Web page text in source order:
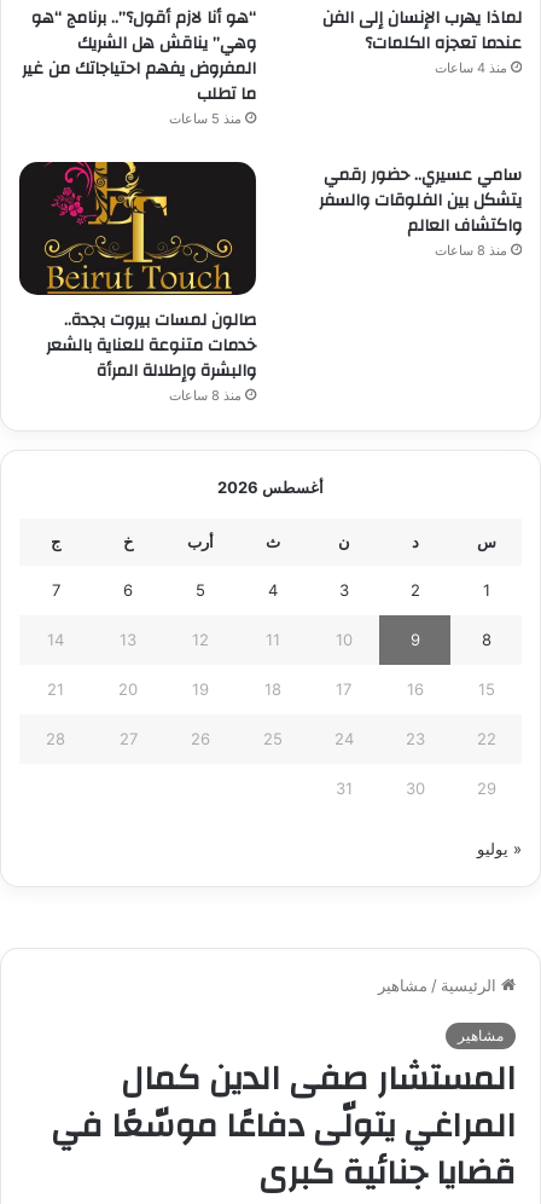
لماذا يهرب الإنسان إلى الفن
عندما تعجزه الكلمات؟
منذ 4 ساعات
“هو أنا لازم أقول؟”.. برنامج “هو
وهي” يناقش هل الشريك
المفروض يفهم احتياجاتك من غير
ما تطلب
منذ 5 ساعات
سامي عسيري.. حضور رقمي
يتشكل بين الفلوقات والسفر
واكتشاف العالم
منذ 8 ساعات
صالون لمسات بيروت بجدة..
خدمات متنوعة للعناية بالشعر
والبشرة وإطلالة المرأة
منذ 8 ساعات
أغسطس 2026
س د ن ث أرب خ ج
1
2
3
4
5
6
7
8
9
10
11
12
13
14
15
16
17
18
19
20
21
22
23
24
25
26
27
28
29
30
31
« يوليو